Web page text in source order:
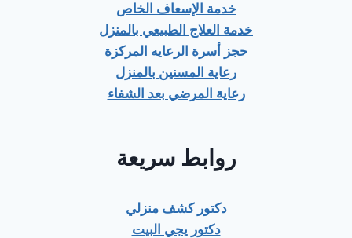
خدمة الإسعاف الخاص
خدمة العلاج الطبيعي بالمنزل
حجز أسرة الرعايه المركزة
رعاية المسنين بالمنزل
رعاية المرضي بعد الشفاء
روابط سريعة
دكتور كشف منزلي
دكتور يجي البيت